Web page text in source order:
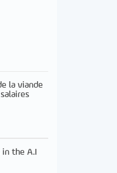
la viande
the A.I